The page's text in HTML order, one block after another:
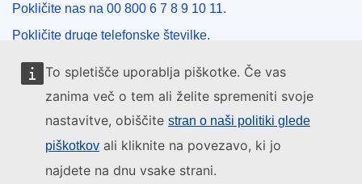
To spletišče uporablja piškotke. Če vas
zanima več o tem ali želite spremeniti svoje
nastavitve, obiščite stran o naši politiki glede
piškotkov ali kliknite na povezavo, ki jo
najdete na dnu vsake strani.
Pokličite nas na 00 800 6 7 8 9 10 11.
Pokličite druge telefonske številke.
Pišite nam s kontaktnim obrazcem.
Obiščite nas v enem od centrov EU.
Iskanje po družbenih medijih EU